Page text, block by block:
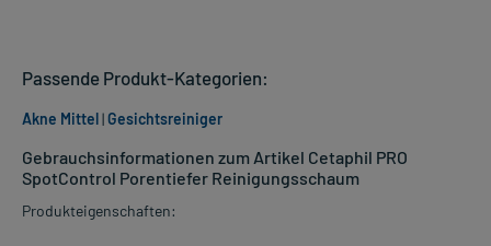
Gebrauchsinformationen zum Artikel Cetaphil PRO
SpotControl Porentiefer Reinigungsschaum
Produkteigenschaften:
Passende Produkt-Kategorien:
Akne Mittel|Gesichtsreiniger